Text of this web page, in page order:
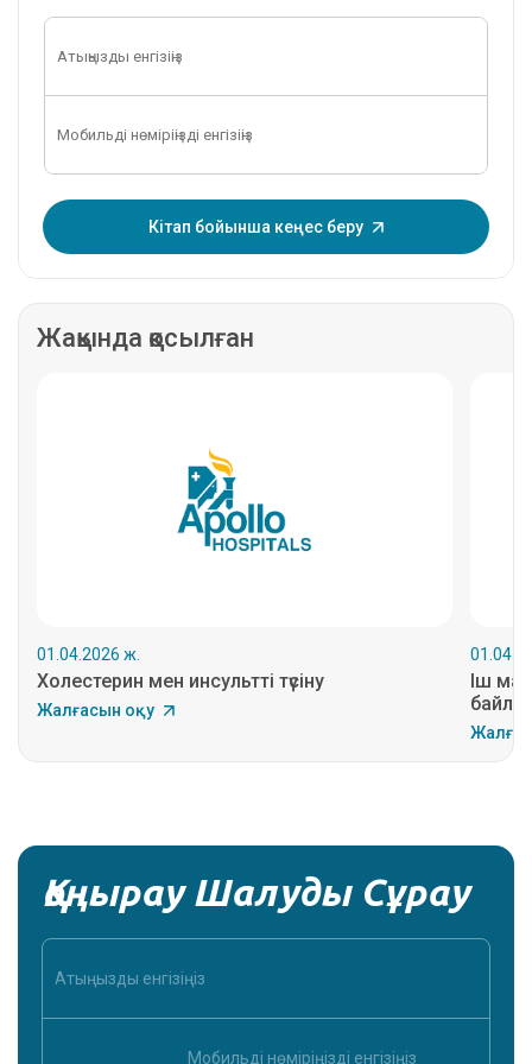
Кітап бойынша кеңес беру
Жақында қосылған
01.04.2026 ж.
Холестерин мен инсультті түсіну
Жалғасын оқу
Іш
Қоңырау Шалуды Сұрау